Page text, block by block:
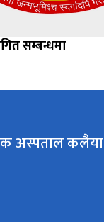
सम्बन्धमा
अस्पताल कलैया